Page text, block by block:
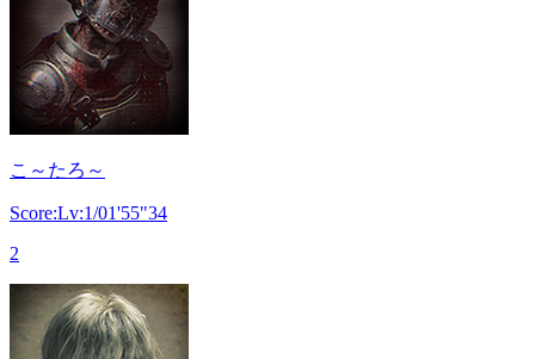
こ～たろ～
Score:Lv:1/01'55"34
2